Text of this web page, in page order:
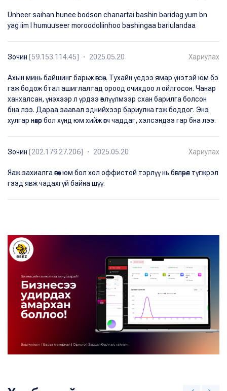
Unheer saihan hunee bodson chanartai bashin baridag yum bn
yag iim l humuuseer moroodoliinhoo bashingaa bariulandaa
Зочин [59.153.114.45] ・ 2025.05.20 Хариулах
Ахын минь байшинг барьж өгсөн. Тухайн үедээ ямар үнэтэй юм бэ
гэж бодож бтал ашиглалтад ороод очихдоо л ойлгосон. Чанар
ханхалсан, үнэхээр л үрдээ өвлүүлмээр схан барилга болсон
бна лээ. Дараа заавал эднийхээр бариулна гэж боддог. Энэ
хулгар нөхөр бол хүнд юм хийж өгч чаддаг, хэлсэндээ гар бна лээ.
Зочин [202.179.27.206] ・ 2025.05.20 Хариулах
Яаж захиалга өгөх юм бол хол оффистой тэрлүү нь бөглөрөл түгжрэл
гээд явж чадахгүй байна шүү.